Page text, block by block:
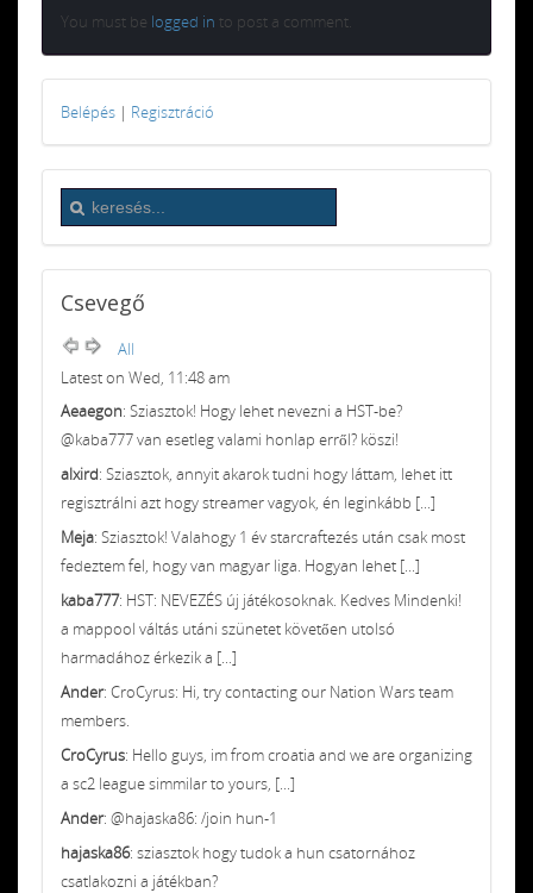
You must be logged in to post a comment.
Belépés | Regisztráció
Csevegő
All
Latest on Wed, 11:48 am
Aeaegon: Sziasztok! Hogy lehet nevezni a HST-be?
@kaba777 van esetleg valami honlap erről? köszi!
alxird: Sziasztok, annyit akarok tudni hogy láttam, lehet itt
regisztrálni azt hogy streamer vagyok, én leginkább [...]
Meja: Sziasztok! Valahogy 1 év starcraftezés után csak most
fedeztem fel, hogy van magyar liga. Hogyan lehet [...]
kaba777: HST: NEVEZÉS új játékosoknak. Kedves Mindenki!
a mappool váltás utáni szünetet követően utolsó
harmadához érkezik a [...]
Ander: CroCyrus: Hi, try contacting our Nation Wars team
members.
CroCyrus: Hello guys, im from croatia and we are organizing
a sc2 league simmilar to yours, [...]
Ander: @hajaska86: /join hun-1
hajaska86: sziasztok hogy tudok a hun csatornához
csatlakozni a játékban?